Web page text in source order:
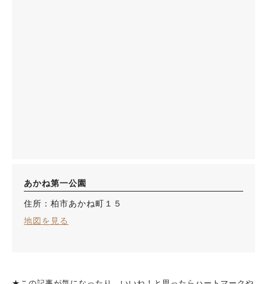
あかね第一公園
住所：柏市あかね町１５
地図を見る